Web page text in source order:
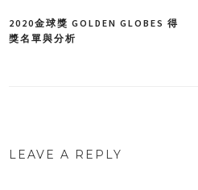
Post
2020金球獎 GOLDEN GLOBES 得
獎名單與分析
LEAVE A REPLY